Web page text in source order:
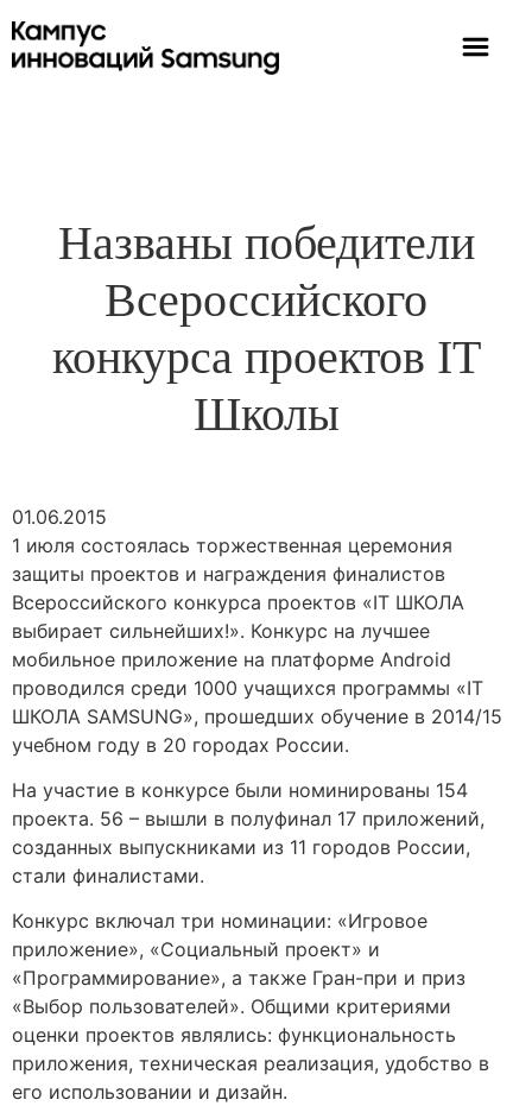
Названы победители
Всероссийского
конкурса проектов IT
Школы
01.06.2015
1 июля состоялась торжественная церемония
защиты проектов и награждения финалистов
Всероссийского конкурса проектов «IT ШКОЛА
выбирает сильнейших!». Конкурс на лучшее
мобильное приложение на платформе Android
проводился среди 1000 учащихся программы «IT
ШКОЛА SAMSUNG», прошедших обучение в 2014/15
учебном году в 20 городах России.
На участие в конкурсе были номинированы 154
проекта. 56 – вышли в полуфинал 17 приложений,
созданных выпускниками из 11 городов России,
стали финалистами.
Конкурс включал три номинации: «Игровое
приложение», «Социальный проект» и
«Программирование», а также Гран-при и приз
«Выбор пользователей». Общими критериями
оценки проектов являлись: функциональность
приложения, техническая реализация, удобство в
его использовании и дизайн.